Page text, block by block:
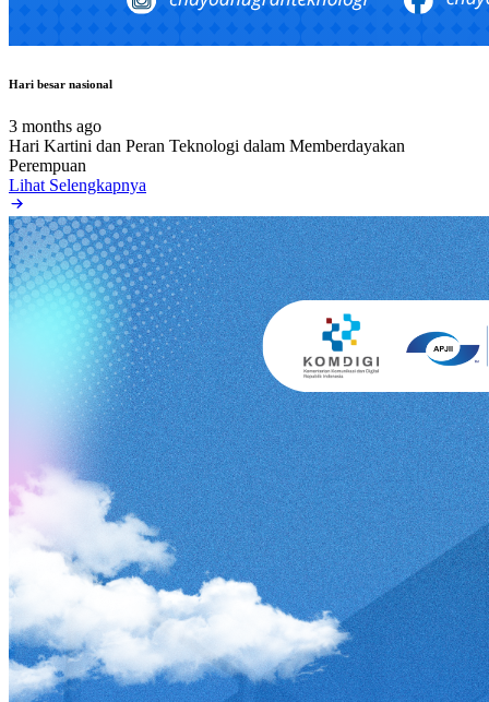
Hari besar nasional
3 months ago
Hari Kartini dan Peran Teknologi dalam Memberdayakan
Perempuan
Lihat Selengkapnya